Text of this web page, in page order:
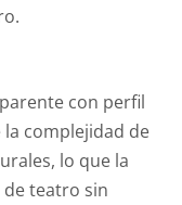
con perfil
complejidad de
lo que la
teatro sin